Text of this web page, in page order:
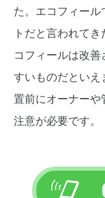
た。エコフィー
トだと言われて
コフィールは改
すいものだといえ
置前にオーナーや
注意が必要です。